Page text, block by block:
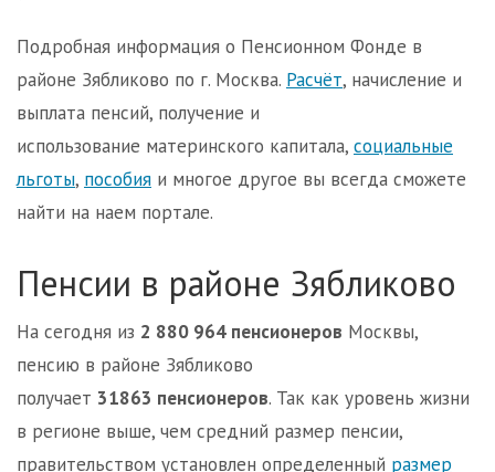
Подробная информация о Пенсионном Фонде в
районе Зябликово по г. Москва. Расчёт, начисление и
выплата пенсий, получение и
использование материнского капитала, социальные
льготы, пособия и многое другое вы всегда сможете
найти на наем портале.
Пенсии в районе Зябликово
На сегодня из 2 880 964 пенсионеров Москвы,
пенсию в районе Зябликово
получает 31863 пенсионеров. Так как уровень жизни
в регионе выше, чем средний размер пенсии,
правительством установлен определенный размер